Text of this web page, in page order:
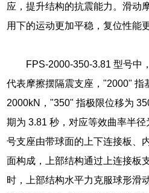
应，提升结构的抗震能力。滑动
用下的运动更加平稳，复位性能
FPS-2000-350-3.81 型号中
代表摩擦摆隔震支座，"2000" 指
2000kN，"350" 指极限位移为
期为 3.81 秒，对应等效曲率半
号支座由带球面的上下连接板、
面构成，上部结构通过上连接板
时，上部结构水平力克服球形滑